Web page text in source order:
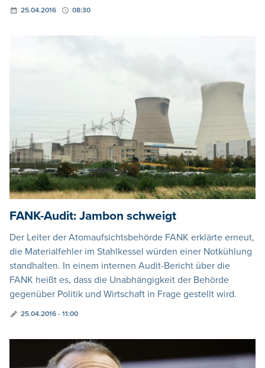
25.04.2016 08:30
FANK-Audit: Jambon schweigt
Der Leiter der Atomaufsichtsbehörde FANK erklärte erneut,
die Materialfehler im Stahlkessel würden einer Notkühlung
standhalten. In einem internen Audit-Bericht über die
FANK heißt es, dass die Unabhängigkeit der Behörde
gegenüber Politik und Wirtschaft in Frage gestellt wird.
25.04.2016 - 11:00